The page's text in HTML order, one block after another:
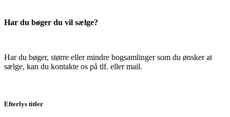
Har du bøger du vil sælge?
Har du bøger, større eller mindre bogsamlinger som du ønsker at
sælge, kan du kontakte os på tlf. eller mail.
Efterlys titler